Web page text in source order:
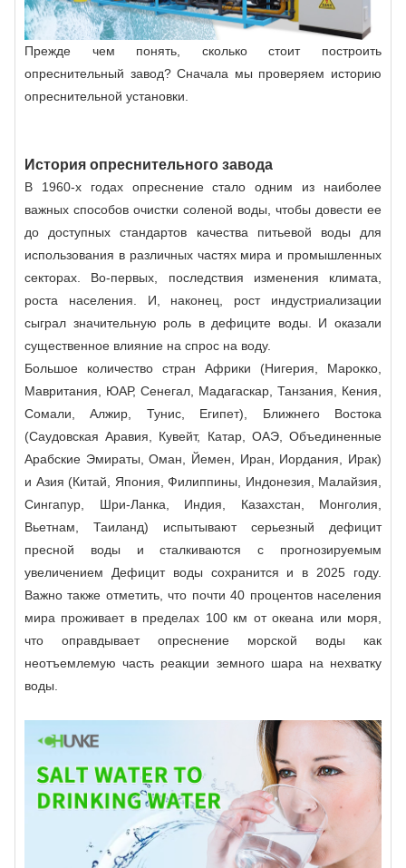
Прежде чем понять, сколько стоит построить
опреснительный завод? Сначала мы проверяем историю
опреснительной установки.
История опреснительного завода
В 1960-х годах опреснение стало одним из наиболее
важных способов очистки соленой воды, чтобы довести ее
до доступных стандартов качества питьевой воды для
использования в различных частях мира и промышленных
секторах. Во-первых, последствия изменения климата,
роста населения. И, наконец, рост индустриализации
сыграл значительную роль в дефиците воды. И оказали
существенное влияние на спрос на воду.
Большое количество стран Африки (Нигерия, Марокко,
Мавритания, ЮАР, Сенегал, Мадагаскар, Танзания, Кения,
Сомали, Алжир, Тунис, Египет), Ближнего Востока
(Саудовская Аравия, Кувейт, Катар, ОАЭ, Объединенные
Арабские Эмираты, Оман, Йемен, Иран, Иордания, Ирак)
и Азия (Китай, Япония, Филиппины, Индонезия, Малайзия,
Сингапур, Шри-Ланка, Индия, Казахстан, Монголия,
Вьетнам, Таиланд) испытывают серьезный дефицит
пресной воды и сталкиваются с прогнозируемым
увеличением Дефицит воды сохранится и в 2025 году.
Важно также отметить, что почти 40 процентов населения
мира проживает в пределах 100 км от океана или моря,
что оправдывает опреснение морской воды как
неотъемлемую часть реакции земного шара на нехватку
воды.